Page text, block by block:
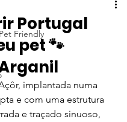
Friendly
Portugal
pet 🐾
implantada numa
e com uma estrutura
e traçado sinuoso,